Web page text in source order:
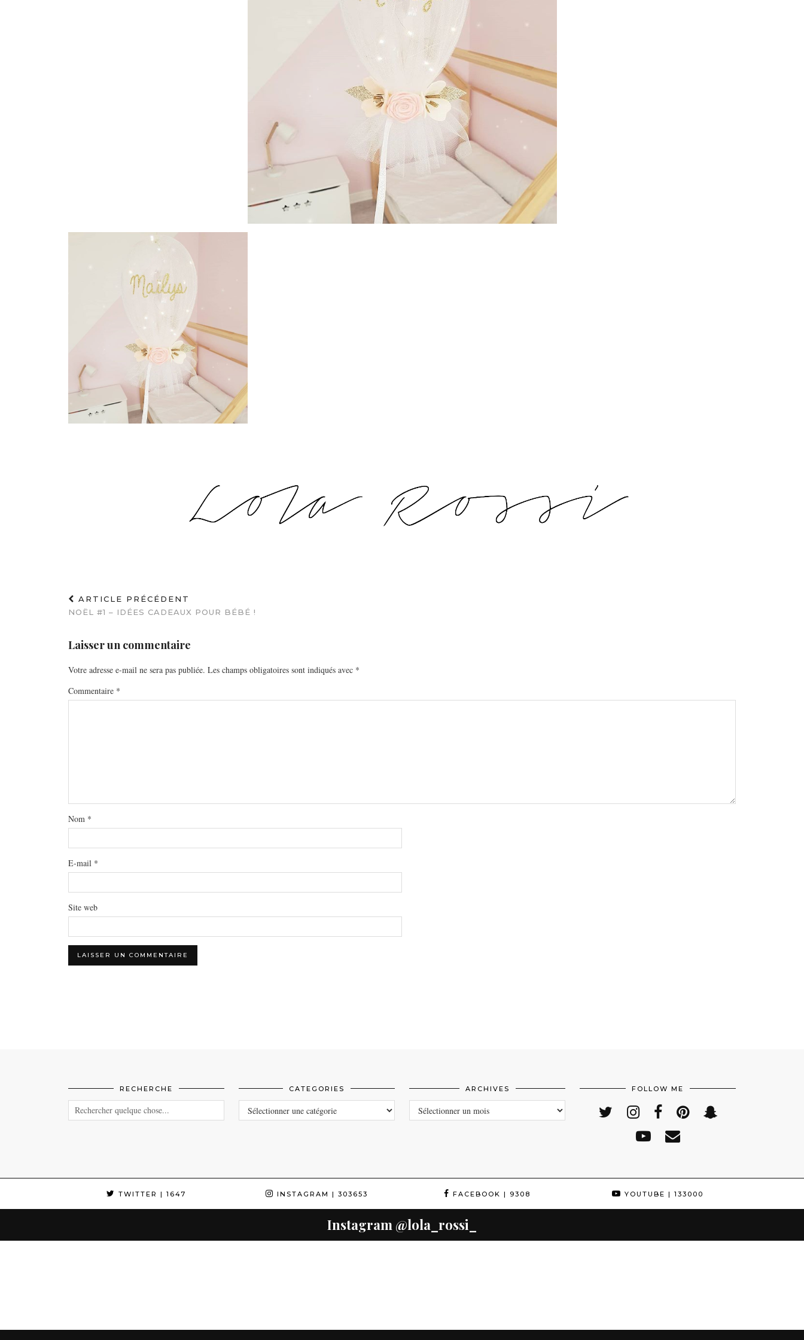
ARTICLE PRÉCÉDENT
NOËL #1 – IDÉES CADEAUX POUR BÉBÉ !
Laisser un commentaire
Votre adresse e-mail ne sera pas publiée. Les champs obligatoires sont indiqués avec *
Commentaire *
Nom *
E-mail *
Site web
RECHERCHE CATEGORIES
CATEGORIES
ARCHIVES
ARCHIVES
FOLLOW ME
TWITTER | 1647 INSTAGRAM | 303653 FACEBOOK | 9308 YOUTUBE | 133000
Instagram @lola_rossi_